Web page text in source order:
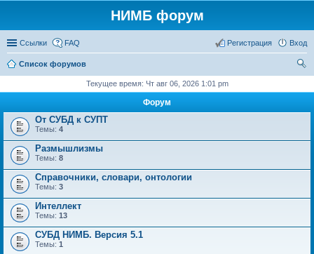
НИМБ форум
Ссылки FAQ Вход
Регистрация
Список форумов
Текущее время: Чт авг 06, 2026 1:01 pm
Форум
От СУБД к СУПТ
Темы: 4
Размышлизмы
Темы: 8
Справочники, словари, онтологии
Темы: 3
Интеллект
Темы: 13
СУБД НИМБ. Версия 5.1
Темы: 1